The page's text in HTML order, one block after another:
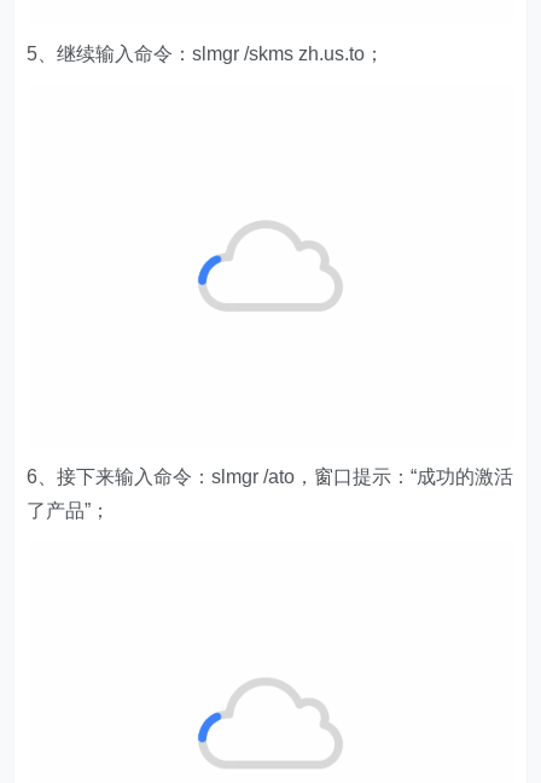
5、继续输入命令：slmgr /skms zh.us.to；
6、接下来输入命令：slmgr /ato，窗口提示：“成功的激活
了产品”；